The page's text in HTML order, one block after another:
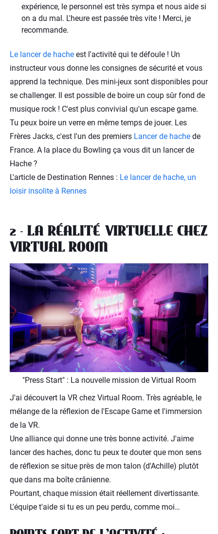
expérience, le personnel est très sympa et nous aide si
on a du mal. L'heure est passée très vite ! Merci, je
recommande.
Le lancer de hache est l'activité qui te défoule ! Un
instructeur vous donne les consignes de sécurité et vous
apprend la technique. Des mini-jeux sont disponibles pour
se challenger. Il est possible de boire un coup sûr fond de
musique rock ! C'est plus convivial qu'un escape game.
Tu peux boire un verre en même temps de jouer. Les
Frères Jacks, c'est l'un des premiers Lancer de hache de
France. A la place du Bowling ça vous dit un lancer de
Hache ?
L'article de Destination Rennes : Le lancer de hache, un
loisir insolite à Rennes
2 - LA RÉALITÉ VIRTUELLE CHEZ
VIRTUAL ROOM
"Press Start" : La nouvelle mission de Virtual Room
J'ai découvert la VR chez Virtual Room. Très agréable, le
mélange de la réflexion de l'Escape Game et l'immersion
de la VR.
Une alliance qui donne une très bonne activité. J'aime
lancer des haches, donc tu peux te douter que mon sens
de réflexion se situe près de mon talon (d'Achille) plutôt
que dans ma boîte crânienne.
Pourtant, chaque mission était réellement divertissante.
L'équipe t'aide si tu es un peu perdu, comme moi…